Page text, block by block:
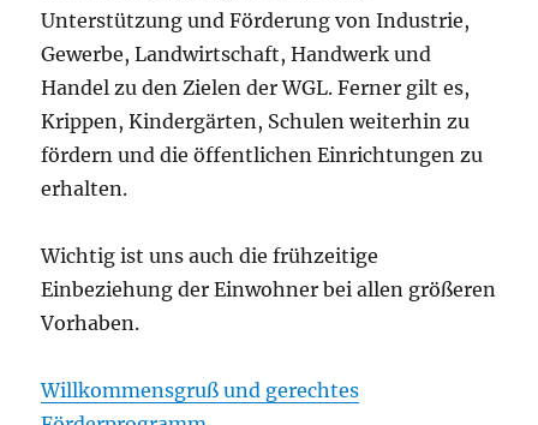
Unterstützung und Förderung von Industrie,
Gewerbe, Landwirtschaft, Handwerk und
Handel zu den Zielen der WGL. Ferner gilt es,
Krippen, Kindergärten, Schulen weiterhin zu
fördern und die öffentlichen Einrichtungen zu
erhalten.
Wichtig ist uns auch die frühzeitige
Einbeziehung der Einwohner bei allen größeren
Vorhaben.
Willkommensgruß und gerechtes